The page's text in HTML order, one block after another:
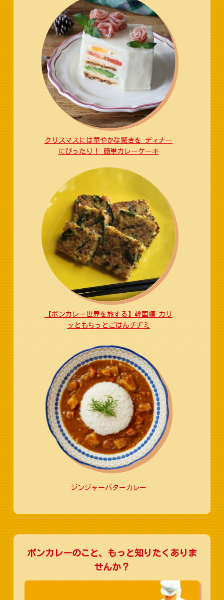
クリスマスには華やかな驚きを ディナー
にぴったり！ 簡単カレーケーキ
【ボンカレー世界を旅する】韓国編 カリ
ッともちっとごはんチヂミ
ジンジャーバターカレー
ボンカレーのこと、もっと知りたくありま
せんか？